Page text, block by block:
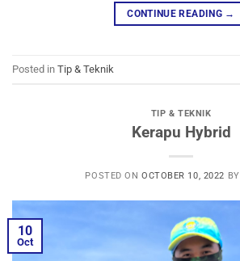
CONTINUE READING →
Posted in Tip & Teknik
TIP & TEKNIK
Kerapu Hybrid
POSTED ON OCTOBER 10, 2022 BY
10
Oct